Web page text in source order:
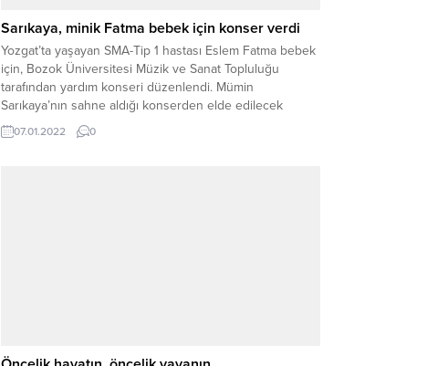
Sarıkaya, minik Fatma bebek için konser verdi
Yozgat’ta yaşayan SMA-Tip 1 hastası Eslem Fatma bebek
için, Bozok Üniversitesi Müzik ve Sanat Topluluğu
tarafından yardım konseri düzenlendi. Mümin
Sarıkaya’nın sahne aldığı konserden elde edilecek
gelirin tamamı minik Eslem Fatma bebek’in tedavisi için
kullanılacak.
07.01.2022 0